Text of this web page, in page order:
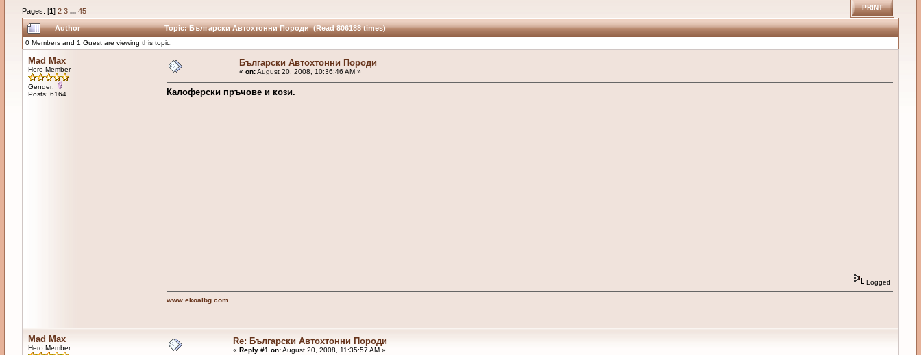
Pages: [1] 2 3 ... 45 PRINT
Author Topic: Български Автохтонни Породи (Read 806188 times)
0 Members and 1 Guest are viewing this topic.
Mad Max
Hero Member
Gender:
Posts: 6164
Български Автохтонни Породи
« on:August 20, 2008, 10:36:46 AM »
Калоферски пръчове и кози.
Logged
www.ekoalbg.com
Mad Max
Hero Member
Re: Български Автохтонни Породи
« Reply #1 on:August 20, 2008, 11:35:57 AM »